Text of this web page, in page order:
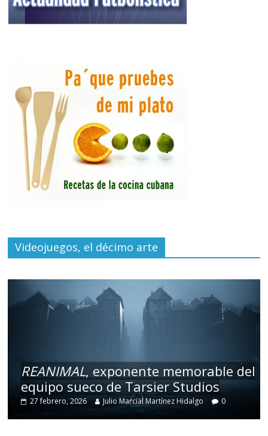
Videojuegos, el décimo arte
REANIMAL, exponente memorable del
equipo sueco de Tarsier Studios
27 febrero, 2026 Julio Marcial Martínez Hidalgo 0